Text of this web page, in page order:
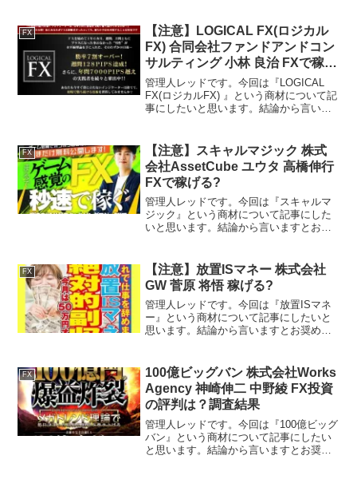
法に基づく表示販売者荒井 悠哉所在地東
京都豊島区高田３丁目１...
FX
【注意】LOGICAL FX(ロジカル
FX) 合同会社ファンドアンドコン
サルティング 小林 良治 FXで稼げ
るの？
管理人レッドです。今回は『LOGICAL
FX(ロジカルFX) 』という商材について記
事にしたいと思います。結論から言いま
す。特定商取引法に基づく表示販売会社
合同会社ファ...
FX
【注意】スキャルマジック 株式
会社AssetCube ユウタ 高橋伸行
FXで稼げる?
管理人レッドです。今回は『スキャルマ
ジック』という商材について記事にした
いと思います。結論から言いますとお奨
取引法に基づく表示販売業者名株式会社
Asset Cube運営...
FX
【注意】放置ISマネー 株式会社
GW 菅原 将悟 稼げる?
管理人レッドです。今回は『放置ISマネ
ー』という商材について記事にしたいと
思います。結論から言いますとお奨めで
法に基づく表示 販売事業者株式会社GW
運営責任者菅原将悟所...
FX
100億ビッグバン 株式会社Works
Agency 神崎伸二 中野綾 FX投資
の評判は？調査結果
管理人レッドです。今回は『100億ビッグ
バン』という商材について記事にしたい
と思います。結論から言いますとお奨め